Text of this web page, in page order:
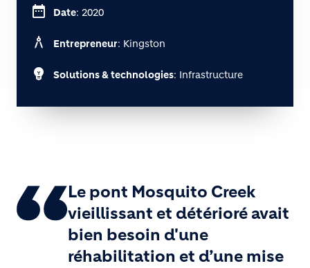
date_range Date: 2020
architecture Entrepreneur: Kingston
emoji_objects Solutions & technologies: Infrastructure
Le pont Mosquito Creek
vieillissant et détérioré avait
bien besoin d'une
réhabilitation et d’une mise